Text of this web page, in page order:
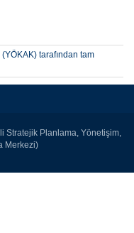
tarafından tam
Stratejik Planlama, Yönetişim,
Merkezi)